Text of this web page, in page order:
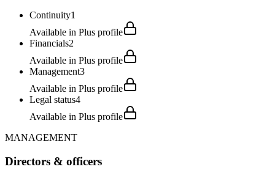
Continuity1
Available in Plus profile
Financials2
Available in Plus profile
Management3
Available in Plus profile
Legal status4
Available in Plus profile
MANAGEMENT
Directors & officers